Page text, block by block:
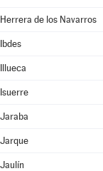
Herrera de los Navarros
Ibdes
Illueca
Isuerre
Jaraba
Jarque
Jaulín